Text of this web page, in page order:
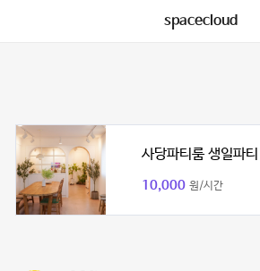
spacecloud
사당파티룸 생일파
10,000 원/시간